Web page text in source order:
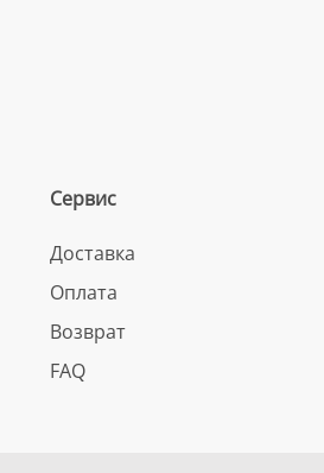
Сервис
Доставка
Оплата
Возврат
FAQ